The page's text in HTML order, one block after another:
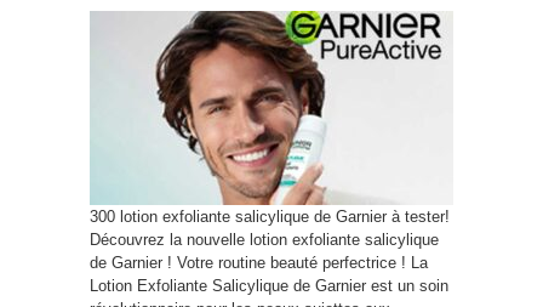
300 lotion exfoliante salicylique de Garnier à tester!
Découvrez la nouvelle lotion exfoliante salicylique
de Garnier ! Votre routine beauté perfectrice ! La
Lotion Exfoliante Salicylique de Garnier est un soin